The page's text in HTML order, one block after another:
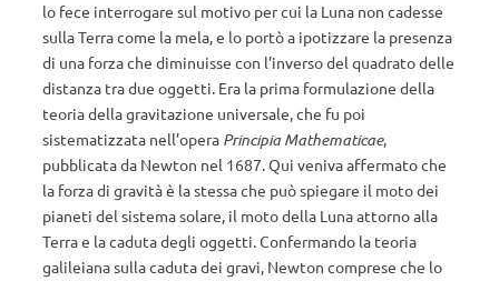
lo fece interrogare sul motivo per cui la Luna non cadesse
sulla Terra come la mela, e lo portò a ipotizzare la presenza
di una forza che diminuisse con l’inverso del quadrato delle
distanza tra due oggetti. Era la prima formulazione della
teoria della gravitazione universale, che fu poi
sistematizzata nell’opera Principia Mathematicae,
pubblicata da Newton nel 1687. Qui veniva affermato che
la forza di gravità è la stessa che può spiegare il moto dei
pianeti del sistema solare, il moto della Luna attorno alla
Terra e la caduta degli oggetti. Confermando la teoria
galileiana sulla caduta dei gravi, Newton comprese che lo